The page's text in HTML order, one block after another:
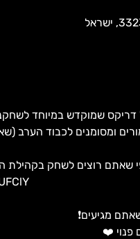
שמוקדש במיוחד
רוצים לשחק בקהילת
מגיעים❗
פנוי ❤️